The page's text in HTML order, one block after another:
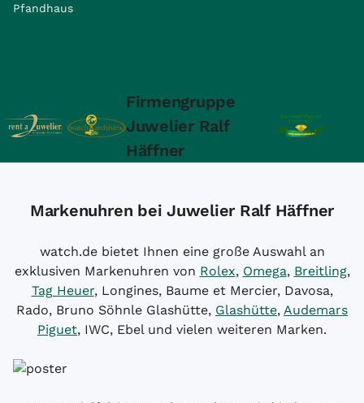
Pfandhaus
Firmengruppe
Juwelier Ralf
Häffner
Markenuhren bei Juwelier Ralf Häffner
watch.de bietet Ihnen eine große Auswahl an
exklusiven Markenuhren von Rolex, Omega, Breitling,
Tag Heuer, Longines, Baume et Mercier, Davosa,
Rado, Bruno Söhnle Glashütte, Glashütte, Audemars
Piguet, IWC, Ebel und vielen weiteren Marken.